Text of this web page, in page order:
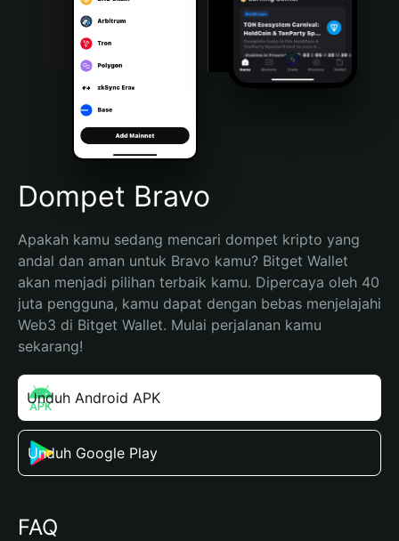
Bahasa Indonesia
Português (Brasil)
Español (Argentina)
Dompet Bravo
Apakah kamu sedang mencari dompet kripto yang
andal dan aman untuk Bravo kamu? Bitget Wallet
akan menjadi pilihan terbaik kamu. Dipercaya oleh 40
juta pengguna, kamu dapat dengan bebas menjelajahi
Web3 di Bitget Wallet. Mulai perjalanan kamu
sekarang!
Unduh Android APK
Unduh Google Play
FAQ